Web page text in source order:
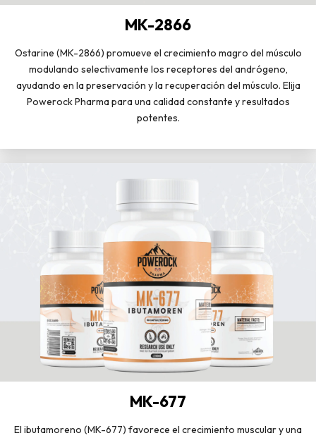
MK-2866
Ostarine (MK-2866) promueve el crecimiento magro del músculo
modulando selectivamente los receptores del andrógeno,
ayudando en la preservación y la recuperación del músculo. Elija
Powerock Pharma para una calidad constante y resultados
potentes.
MK-677
El ibutamoreno (MK-677) favorece el crecimiento muscular y una